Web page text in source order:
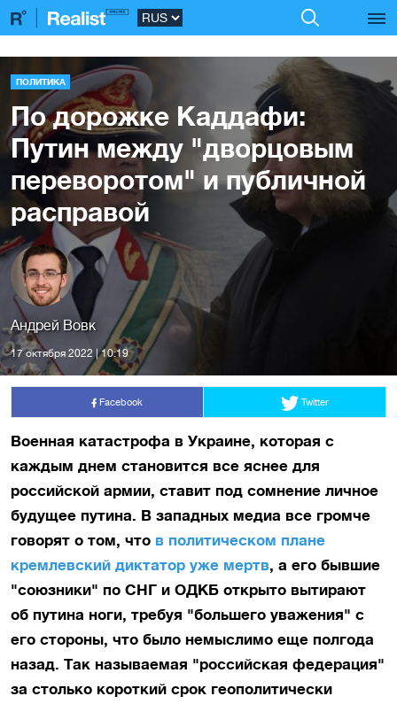
ПОЛИТИКА
По дорожке Каддафи:
Путин между "дворцовым
переворотом" и публичной
расправой
Андрей Вовк
17 октября 2022 | 10:19
Facebook Twitter
Военная катастрофа в Украине, которая с
каждым днем становится все яснее для
российской армии, ставит под сомнение личное
будущее путина. В западных медиа все громче
говорят о том, что в политическом плане
кремлевский диктатор уже мертв, а его бывшие
"союзники" по СНГ и ОДКБ открыто вытирают
об путина ноги, требуя "большего уважения" с
его стороны, что было немыслимо еще полгода
назад. Так называемая "российская федерация"
за столько короткий срок геополитически